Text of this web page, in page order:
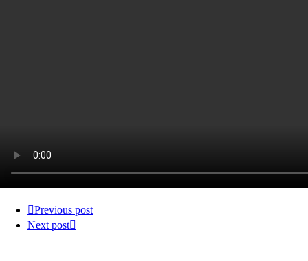
Previous post
Next post